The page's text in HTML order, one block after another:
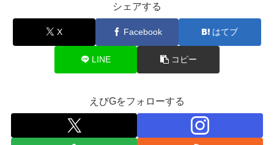
シェアする
X Facebook はてブ
LINE コピー
えびGをフォローする